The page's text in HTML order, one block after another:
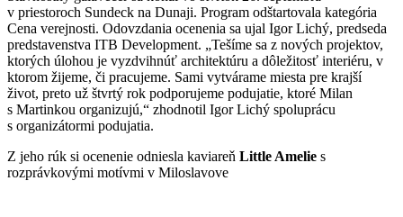
v priestoroch Sundeck na Dunaji. Program odštartovala kategória
Cena verejnosti. Odovzdania ocenenia sa ujal Igor Lichý, predseda
predstavenstva ITB Development. „Tešíme sa z nových projektov,
ktorých úlohou je vyzdvihnúť architektúru a dôležitosť interiéru, v
ktorom žijeme, či pracujeme. Sami vytvárame miesta pre krajší
život, preto už štvrtý rok podporujeme podujatie, ktoré Milan
s Martinkou organizujú,“ zhodnotil Igor Lichý spoluprácu
s organizátormi podujatia.
Z jeho rúk si ocenenie odniesla kaviareň Little Amelie s
rozprávkovými motívmi v Miloslavove